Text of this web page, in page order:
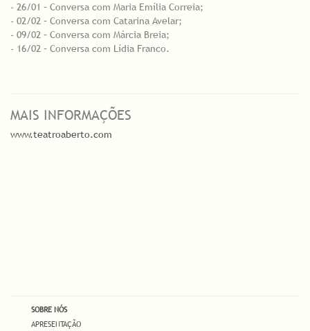
- 26/01 – Conversa com Maria Emília Correia;
- 02/02 – Conversa com Catarina Avelar;
- 09/02 – Conversa com Márcia Breia;
- 16/02 – Conversa com Lídia Franco.
MAIS INFORMAÇÕES
www.teatroaberto.com
SOBRE NÓS
APRESENTAÇÃO